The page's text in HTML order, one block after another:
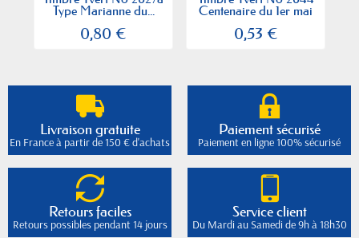
Type Marianne du...
0,80 €
Centenaire du 1er mai
0,53 €
Livraison gratuite
En France à partir de 150 € d'achats
Paiement sécurisé
Paiement en ligne 100% sécurisé
Retours faciles
Retours possibles pendant 14 jours
Service client
Du Mardi au Samedi de 9h à 18h30